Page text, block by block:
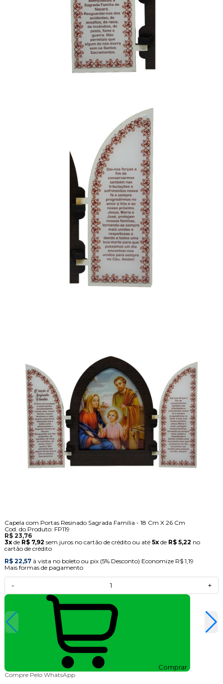
Capela com Portas Resinado Sagrada Família - 18 Cm X 26 Cm
Cod. do Produto: FP119
R$ 23,76
3xde R$ 7,92 sem juros no cartão de crédito ou até 5xde R$ 5,22 no
cartão de crédito
R$ 22,57 à vista no boleto ou pix (5% Desconto) Economize R$ 1,19
Mais formas de pagamento
- +
Comprar
Compre Pelo WhatsApp